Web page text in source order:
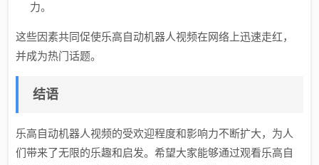
力。
这些因素共同促使乐高自动机器人视频在网络上迅速走红，
并成为热门话题。
结语
乐高自动机器人视频的受欢迎程度和影响力不断扩大，为人
们带来了无限的乐趣和启发。希望大家能够通过观看乐高自